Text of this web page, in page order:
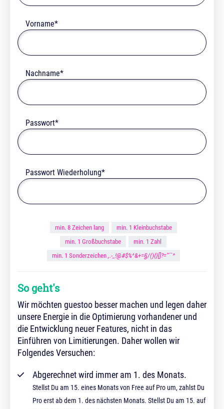
Vorname*
Nachname*
Passwort*
Passwort Wiederholung*
min. 8 Zeichen lang
min. 1 Kleinbuchstabe
min. 1 Großbuchstabe
min. 1 Zahl
min. 1 Sonderzeichen ,.-_!@#$%^&+=§/(){}[]?="´`^
So geht's
Wir möchten guestoo besser machen und legen daher
unsere Energie in die Optimierung vorhandener und
die Entwicklung neuer Features, nicht in das
Einführen von Limitierungen. Daher wollen wir
Folgendes Versuchen:
Abgerechnet wird immer am 1. des Monats.
Stellst Du am 15. eines Monats von Free auf Pro um, zahlst Du
Pro erst ab dem 1. des nächsten Monats. Stellst Du am 15. auf